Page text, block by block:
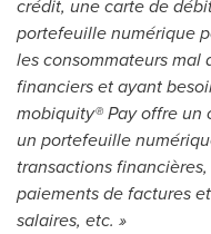
crédit, une carte de
portefeuille numérique
les consommateurs mal
financiers et ayant
mobiquity® Pay offre un
un portefeuille
transactions
paiements de factures
salaires, etc. »